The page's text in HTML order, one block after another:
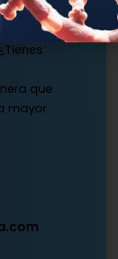
que
mayor